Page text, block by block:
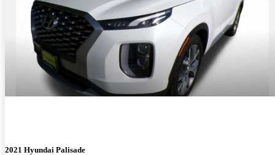
2021 Hyundai Palisade